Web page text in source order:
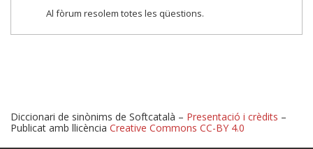
Al fòrum resolem totes les qüestions.
Diccionari de sinònims de Softcatalà – Presentació i crèdits –
Publicat amb llicència Creative Commons CC-BY 4.0